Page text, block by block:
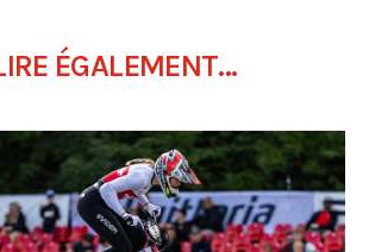
ÉGALEMENT...